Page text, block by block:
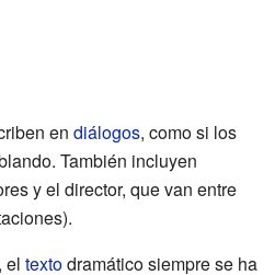
en diálogos, como si los
También incluyen
y el director, que van entre
el textodramático siempre se ha